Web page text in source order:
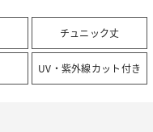
チュニック丈
UV・紫外線カット付き